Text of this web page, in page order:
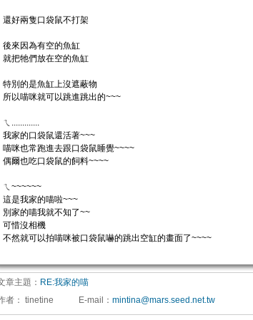
還好兩隻口袋鼠不打架
後來因為有空的魚缸
就把牠們放在空的魚缸
特別的是魚缸上沒遮蔽物
所以喵咪就可以跳進跳出的~~~
ㄟ.............
我家的口袋鼠還活著~~~
喵咪也常跑進去跟口袋鼠睡覺~~~~
偶爾也吃口袋鼠的飼料~~~~
ㄟ~~~~~~
這是我家的喵啦~~~
別家的喵我就不知了~~
可惜沒相機
不然就可以拍喵咪被口袋鼠嚇的跳出空缸的畫面了~~~~
章主題： RE:我家的喵
者： tinetine E-mail ： mintina@mars.seed.net.tw